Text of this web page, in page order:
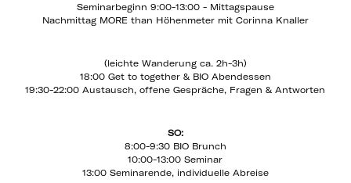
Seminarbeginn 9:00-13:00 - Mittagspause
Nachmittag MORE than Höhenmeter mit Corinna Knaller
(leichte Wanderung ca. 2h-3h)
18:00 Get to together & BIO Abendessen
19:30-22:00 Austausch, offene Gespräche, Fragen & Antworten
SO:
8:00-9:30 BIO Brunch
10:00-13:00 Seminar
13:00 Seminarende, individuelle Abreise